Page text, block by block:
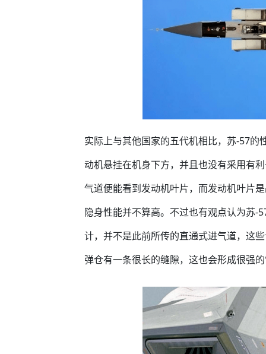
实际上与其他国家的五代机相比，苏-57
动机悬挂在机身下方，并且也没有采用有
气道便能看到发动机叶片，而发动机叶片
隐身性能并不算高。不过也有观点认为苏-
计，并不是此前所传的直通式进气道，这
弹仓有一条很长的缝隙，这也会形成很强